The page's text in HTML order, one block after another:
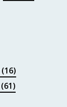
(16)
(61)